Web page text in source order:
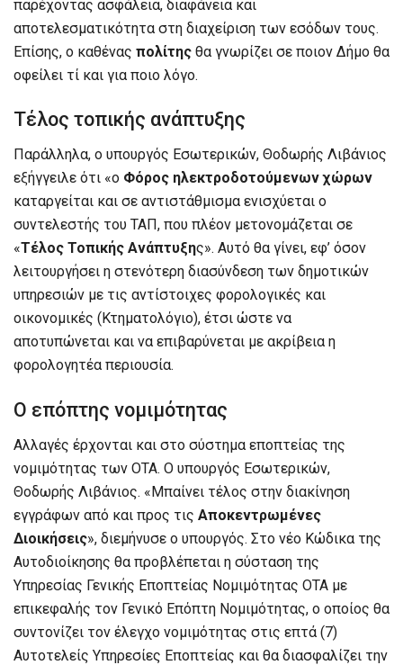
παρέχοντας ασφάλεια, διαφάνεια και
αποτελεσματικότητα στη διαχείριση των εσόδων τους.
Επίσης, ο καθένας πολίτης θα γνωρίζει σε ποιον Δήμο θα
οφείλει τί και για ποιο λόγο.
Τέλος τοπικής ανάπτυξης
Παράλληλα, ο υπουργός Εσωτερικών, Θοδωρής Λιβάνιος
εξήγγειλε ότι «ο Φόρος ηλεκτροδοτούμενων χώρων
καταργείται και σε αντιστάθμισμα ενισχύεται ο
συντελεστής του ΤΑΠ, που πλέον μετονομάζεται σε
«Τέλος Τοπικής Ανάπτυξης». Αυτό θα γίνει, εφ’ όσον
λειτουργήσει η στενότερη διασύνδεση των δημοτικών
υπηρεσιών με τις αντίστοιχες φορολογικές και
οικονομικές (Κτηματολόγιο), έτσι ώστε να
αποτυπώνεται και να επιβαρύνεται με ακρίβεια η
φορολογητέα περιουσία.
Ο επόπτης νομιμότητας
Αλλαγές έρχονται και στο σύστημα εποπτείας της
νομιμότητας των ΟΤΑ. Ο υπουργός Εσωτερικών,
Θοδωρής Λιβάνιος. «Μπαίνει τέλος στην διακίνηση
εγγράφων από και προς τις Αποκεντρωμένες
Διοικήσεις», διεμήνυσε ο υπουργός. Στο νέο Κώδικα της
Αυτοδιοίκησης θα προβλέπεται η σύσταση της
Υπηρεσίας Γενικής Εποπτείας Νομιμότητας ΟΤΑ με
επικεφαλής τον Γενικό Επόπτη Νομιμότητας, ο οποίος θα
συντονίζει τον έλεγχο νομιμότητας στις επτά (7)
Αυτοτελείς Υπηρεσίες Εποπτείας και θα διασφαλίζει την